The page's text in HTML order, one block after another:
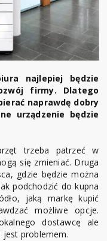
najlepiej będzie
firmy. Dlatego
naprawdę dobry
urządzenie będzie
trzeba patrzeć w
się zmieniać. Druga
gdzie będzie można
podchodzić do kupna
jaką markę kupić
możliwe opcje.
dostawcę ale
jest problemem.